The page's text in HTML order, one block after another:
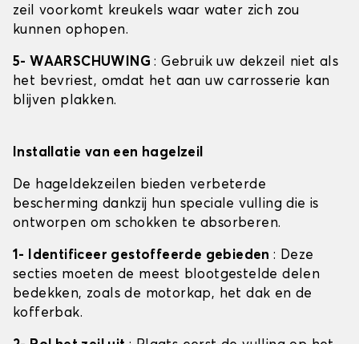
zeil voorkomt kreukels waar water zich zou
kunnen ophopen.
5- WAARSCHUWING: Gebruik uw dekzeil niet als
het bevriest, omdat het aan uw carrosserie kan
blijven plakken.
Installatie van een hagelzeil
De hageldekzeilen bieden verbeterde
bescherming dankzij hun speciale vulling die is
ontworpen om schokken te absorberen.
1- Identificeer gestoffeerde gebieden: Deze
secties moeten de meest blootgestelde delen
bedekken, zoals de motorkap, het dak en de
kofferbak.